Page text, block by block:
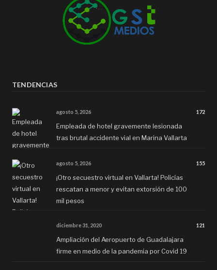
TENDENCIAS
agosto 5, 2026 172
Empleada de hotel gravemente lesionada
tras brutal accidente vial en Marina Vallarta
agosto 5, 2026 155
¡Otro secuestro virtual en Vallarta! Policías
rescatan a menor y evitan extorsión de 100
mil pesos
diciembre 31, 2020 121
Ampliación del Aeropuerto de Guadalajara
firme en medio de la pandemia por Covid 19